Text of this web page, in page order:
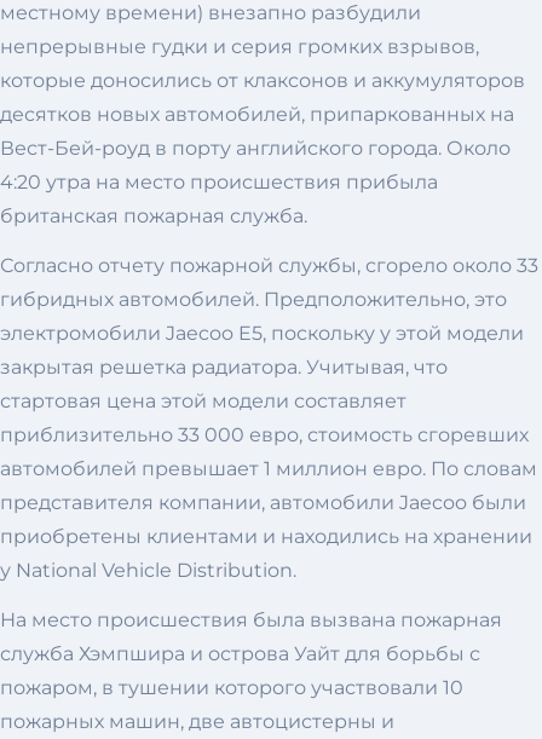
местному времени) внезапно разбудили
непрерывные гудки и серия громких взрывов,
которые доносились от клаксонов и аккумуляторов
десятков новых автомобилей, припаркованных на
Вест-Бей-роуд в порту английского города. Около
4:20 утра на место происшествия прибыла
британская пожарная служба.
Согласно отчету пожарной службы, сгорело около 33
гибридных автомобилей. Предположительно, это
электромобили Jaecoo E5, поскольку у этой модели
закрытая решетка радиатора. Учитывая, что
стартовая цена этой модели составляет
приблизительно 33 000 евро, стоимость сгоревших
автомобилей превышает 1 миллион евро. По словам
представителя компании, автомобили Jaecoo были
приобретены клиентами и находились на хранении
у National Vehicle Distribution.
На место происшествия была вызвана пожарная
служба Хэмпшира и острова Уайт для борьбы с
пожаром, в тушении которого участвовали 10
пожарных машин, две автоцистерны и